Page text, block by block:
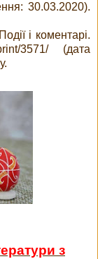
30.03.2020).
і коментарі.
3571/ (дата
з